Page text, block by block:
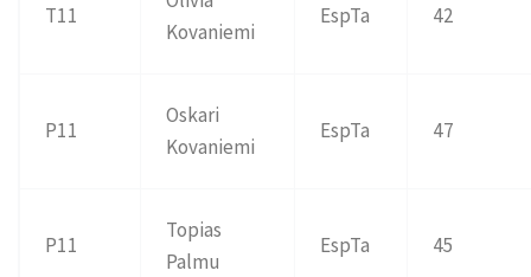
T11
Kovaniemi
EspTa 42
P11
Oskari
Kovaniemi
EspTa 47
P11
Topias
Palmu
EspTa 45